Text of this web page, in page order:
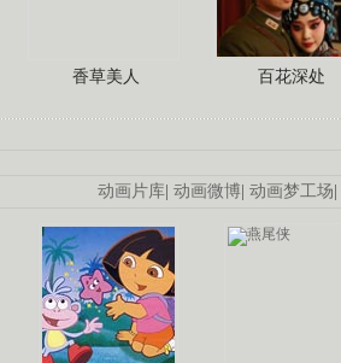
香草美人 百花深处
动画片库 动画微博 动画梦工场